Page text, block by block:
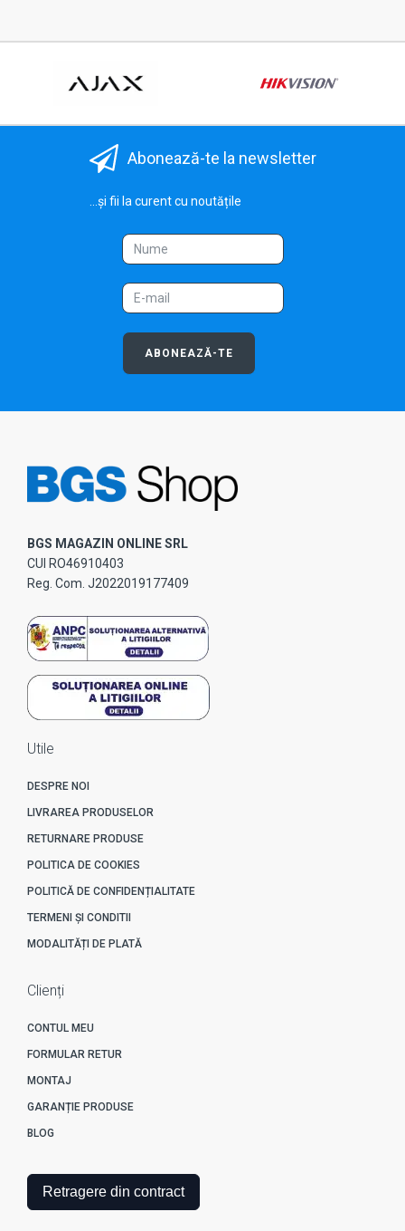
Abonează-te la newsletter
...și fii la curent cu noutățile
ABONEAZĂ-TE
BGS MAGAZIN ONLINE SRL
CUI RO46910403
Reg. Com. J2022019177409
Utile
DESPRE NOI
LIVRAREA PRODUSELOR
RETURNARE PRODUSE
POLITICA DE COOKIES
POLITICĂ DE CONFIDENȚIALITATE
TERMENI ȘI CONDITII
MODALITĂȚI DE PLATĂ
Clienți
CONTUL MEU
FORMULAR RETUR
MONTAJ
GARANȚIE PRODUSE
BLOG
Retragere din contract